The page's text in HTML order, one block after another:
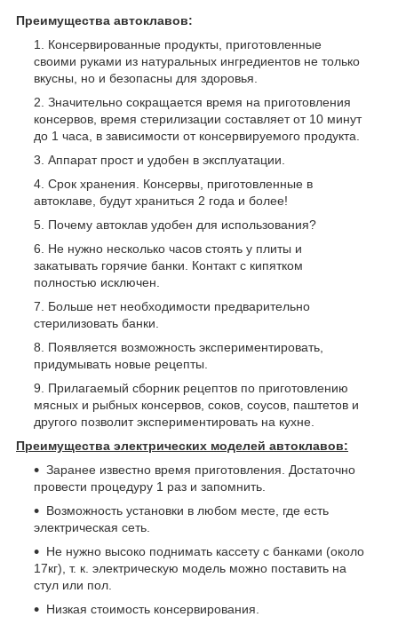
Преимущества автоклавов:
Консервированные продукты, приготовленные
своими руками из натуральных ингредиентов не только
вкусны, но и безопасны для здоровья.
Значительно сокращается время на приготовления
консервов, время стерилизации составляет от 10 минут
до 1 часа, в зависимости от консервируемого продукта.
Аппарат прост и удобен в эксплуатации.
Срок хранения. Консервы, приготовленные в
автоклаве, будут храниться 2 года и более!
Почему автоклав удобен для использования?
Не нужно несколько часов стоять у плиты и
закатывать горячие банки. Контакт с кипятком
полностью исключен.
Больше нет необходимости предварительно
стерилизовать банки.
Появляется возможность экспериментировать,
придумывать новые рецепты.
Прилагаемый сборник рецептов по приготовлению
мясных и рыбных консервов, соков, соусов, паштетов и
другого позволит экспериментировать на кухне.
Преимущества электрических моделей автоклавов:
Заранее известно время приготовления. Достаточно
провести процедуру 1 раз и запомнить.
Возможность установки в любом месте, где есть
электрическая сеть.
Не нужно высоко поднимать кассету с банками (около
17кг), т. к. электрическую модель можно поставить на
стул или пол.
Низкая стоимость консервирования.